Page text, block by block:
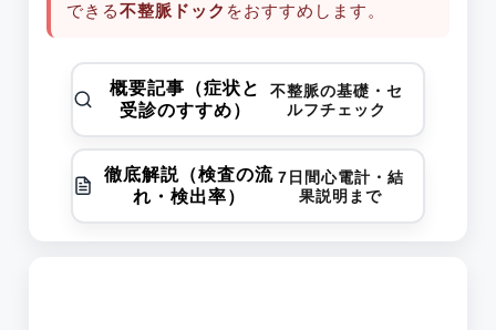
できる不整脈ドック をおすすめします。
概要記事（症状と
受診のすすめ）
不整脈の基礎・セ
ルフチェック
徹底解説（検査の流
れ・検出率）
7日間心電計・結
果説明まで